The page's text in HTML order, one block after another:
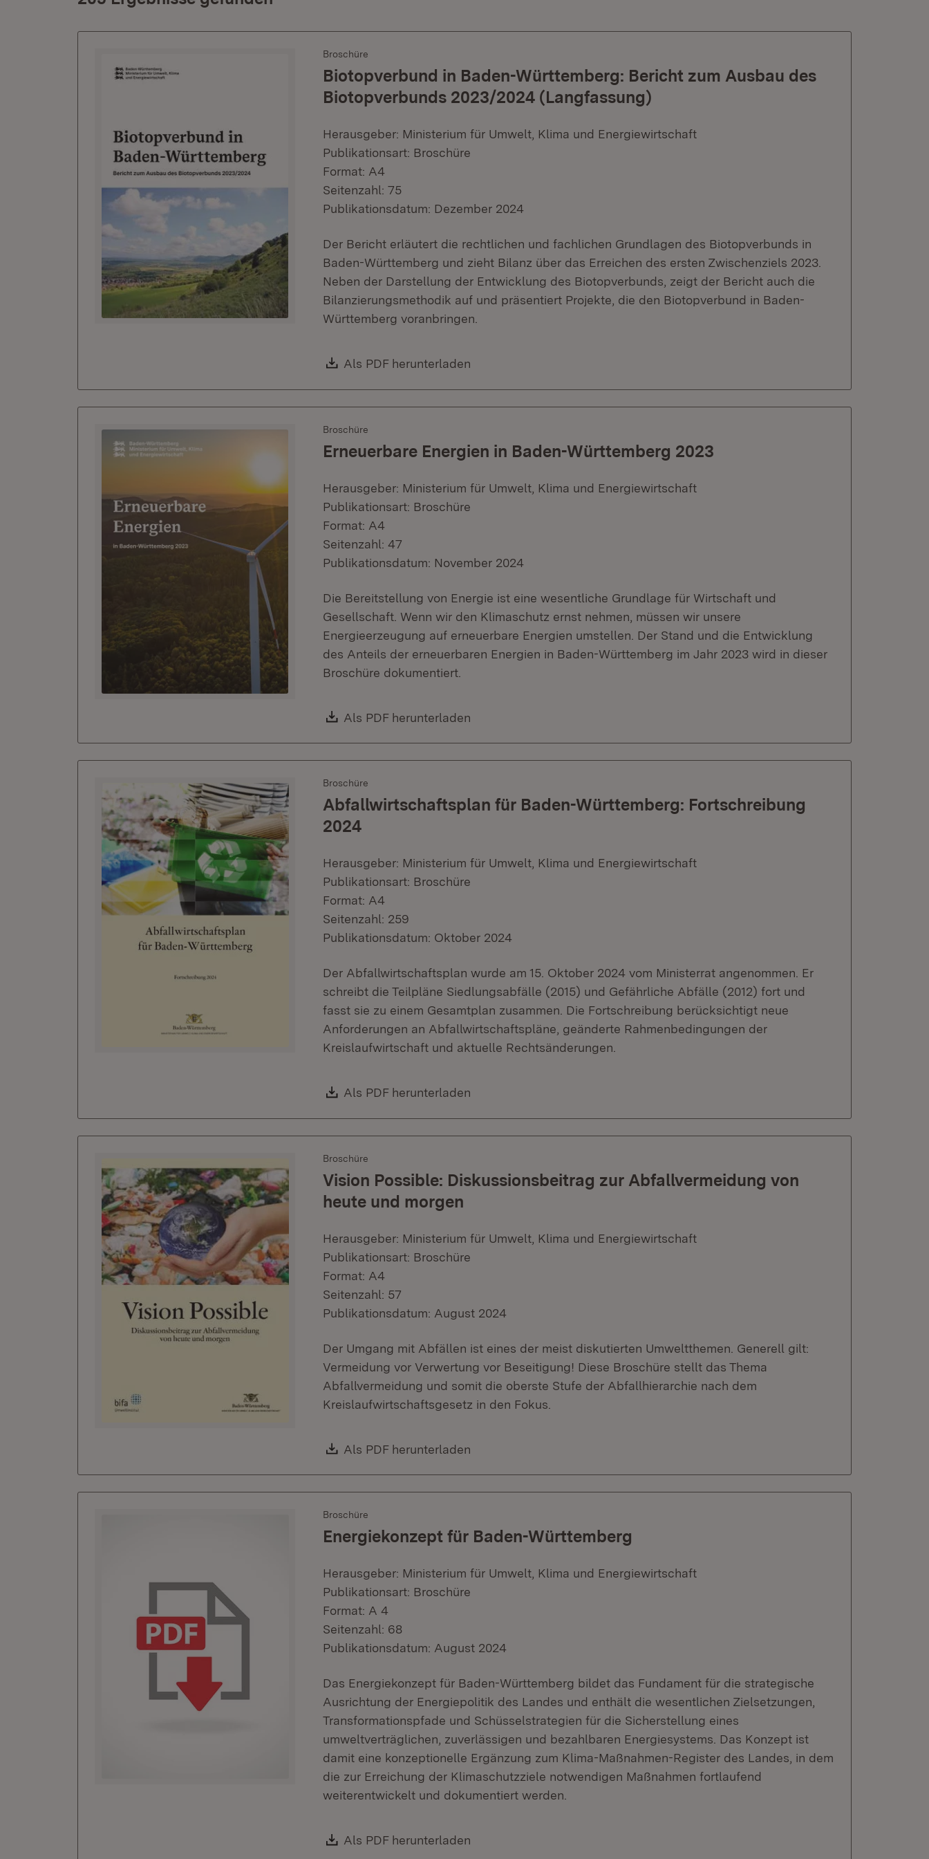
Broschüre
Biotopverbund in Baden-Württemberg: Bericht zum Ausbau des
Biotopverbunds 2023/2024 (Langfassung)
Herausgeber: Ministerium für Umwelt, Klima und Energiewirtschaft
Publikationsart: Broschüre
Format: A4
Seitenzahl: 75
Publikationsdatum: Dezember 2024
Der Bericht erläutert die rechtlichen und fachlichen Grundlagen des Biotopverbunds in
Baden-Württemberg und zieht Bilanz über das Erreichen des ersten Zwischenziels 2023.
Neben der Darstellung der Entwicklung des Biotopverbunds, zeigt der Bericht auch die
Bilanzierungsmethodik auf und präsentiert Projekte, die den Biotopverbund in Baden-
Württemberg voranbringen.
Download:
Als PDF herunterladen
Broschüre
Erneuerbare Energien in Baden-Württemberg 2023
Herausgeber: Ministerium für Umwelt, Klima und Energiewirtschaft
Publikationsart: Broschüre
Format: A4
Seitenzahl: 47
Publikationsdatum: November 2024
Die Bereitstellung von Energie ist eine wesentliche Grundlage für Wirtschaft und
Gesellschaft. Wenn wir den Klimaschutz ernst nehmen, müssen wir unsere
Energieerzeugung auf erneuerbare Energien umstellen. Der Stand und die Entwicklung
des Anteils der erneuerbaren Energien in Baden-Württemberg im Jahr 2023 wird in dieser
Broschüre dokumentiert.
Download:
Als PDF herunterladen
Broschüre
Abfallwirtschaftsplan für Baden-Württemberg: Fortschreibung
2024
Herausgeber: Ministerium für Umwelt, Klima und Energiewirtschaft
Publikationsart: Broschüre
Format: A4
Seitenzahl: 259
Publikationsdatum: Oktober 2024
Der Abfallwirtschaftsplan wurde am 15. Oktober 2024 vom Ministerrat angenommen. Er
schreibt die Teilpläne Siedlungsabfälle (2015) und Gefährliche Abfälle (2012) fort und
fasst sie zu einem Gesamtplan zusammen. Die Fortschreibung berücksichtigt neue
Anforderungen an Abfallwirtschaftspläne, geänderte Rahmenbedingungen der
Kreislaufwirtschaft und aktuelle Rechtsänderungen.
Download:
Als PDF herunterladen
Broschüre
Vision Possible: Diskussionsbeitrag zur Abfallvermeidung von
heute und morgen
Herausgeber: Ministerium für Umwelt, Klima und Energiewirtschaft
Publikationsart: Broschüre
Format: A4
Seitenzahl: 57
Publikationsdatum: August 2024
Der Umgang mit Abfällen ist eines der meist diskutierten Umweltthemen. Generell gilt:
Vermeidung vor Verwertung vor Beseitigung! Diese Broschüre stellt das Thema
Abfallvermeidung und somit die oberste Stufe der Abfallhierarchie nach dem
Kreislaufwirtschaftsgesetz in den Fokus.
Download:
Als PDF herunterladen
Broschüre
Energiekonzept für Baden-Württemberg
Herausgeber: Ministerium für Umwelt, Klima und Energiewirtschaft
Publikationsart: Broschüre
Format: A 4
Seitenzahl: 68
Publikationsdatum: August 2024
Das Energiekonzept für Baden-Württemberg bildet das Fundament für die strategische
Ausrichtung der Energiepolitik des Landes und enthält die wesentlichen Zielsetzungen,
Transformationspfade und Schüsselstrategien für die Sicherstellung eines
umweltverträglichen, zuverlässigen und bezahlbaren Energiesystems. Das Konzept ist
damit eine konzeptionelle Ergänzung zum Klima-Maßnahmen-Register des Landes, in dem
die zur Erreichung der Klimaschutzziele notwendigen Maßnahmen fortlaufend
weiterentwickelt und dokumentiert werden.
Download:
Als PDF herunterladen